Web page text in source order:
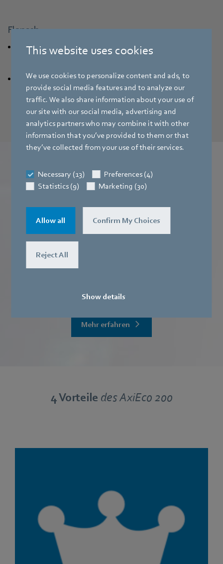
This website uses cookies
We use cookies to personalize content and ads, to
provide social media features and to analyze our
traffic. We also share information about your use of
our site with our social media, advertising and
analytics partners who may combine it with other
information that you’ve provided to them or that
they’ve collected from your use of their services.
Necessary (13)
Preferences (4)
Statistics (9)
Marketing (30)
Allow all Confirm My Choices
Reject All
Show details
Flansch
Die Leitschaufeln verringern zusätzlich Turbulenzen und
Optional schwarz lackiert oder unlackiert
(Aluminiumfarbton) lieferbar.
Starke Kühlung für KI-Rechenzentren
AxiEco 200 ist die zukunftssichere Lösung für anspruchsvolle
Liquid-to-Air-Anwendungen wie RDHx- und Sidebar-
und Hot-Swap-Fähigkeit zur Minimierung von
Systemausfallzeiten erfüllt er die Anforderungen modernster
Mehr erfahren
4 Vorteile des AxiEco 200